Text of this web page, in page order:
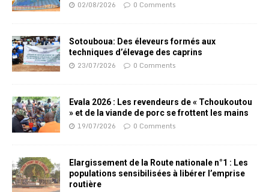
02/08/2026 0 Comments
Sotouboua: Des éleveurs formés aux
techniques d’élevage des caprins
23/07/2026 0 Comments
Evala 2026 : Les revendeurs de « Tchoukoutou
» et de la viande de porc se frottent les mains
19/07/2026 0 Comments
Elargissement de la Route nationale n°1 : Les
populations sensibilisées à libérer l’emprise
routière